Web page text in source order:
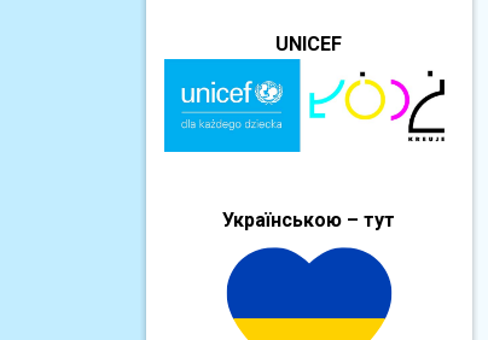
UNICEF
Українською – тут